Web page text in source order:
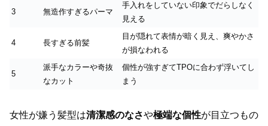
3 無造作すぎるパーマ
手入れをしていない印象でだらしなく
見える
4 長すぎる前髪
目が隠れて表情が暗く見え、爽やかさ
が損なわれる
5
派手なカラーや奇抜
なカット
個性が強すぎてTPOに合わず浮いてし
まう
女性が嫌う髪型は清潔感のなさや極端な個性が目立つもの